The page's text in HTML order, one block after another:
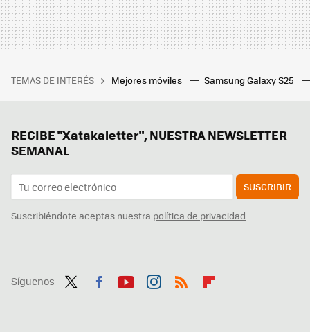
TEMAS DE INTERÉS Mejores móviles Samsung Galaxy S25
RECIBE "Xatakaletter", NUESTRA NEWSLETTER
SEMANAL
SUSCRIBIR
Suscribiéndote aceptas nuestra política de privacidad
Síguenos